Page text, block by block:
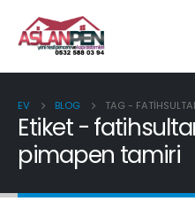
EV BLOG TAG -
Etiket -
pimapen tamiri